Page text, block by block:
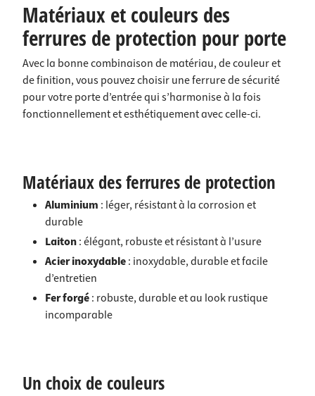
Matériaux et couleurs des
ferrures de protection pour porte
Avec la bonne combinaison de matériau, de couleur et
de finition, vous pouvez choisir une ferrure de sécurité
pour votre porte d’entrée qui s’harmonise à la fois
fonctionnellement et esthétiquement avec celle-ci.
Matériaux des ferrures de protection
Aluminium : léger, résistant à la corrosion et
durable
Laiton: élégant, robuste et résistant à l’usure
Acier inoxydable: inoxydable, durable et facile
d’entretien
Fer forgé: robuste, durable et au look rustique
incomparable
Un choix de couleurs